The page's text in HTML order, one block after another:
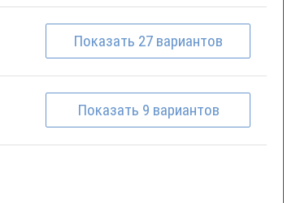
Показать 27 вариантов
Показать 9 вариантов